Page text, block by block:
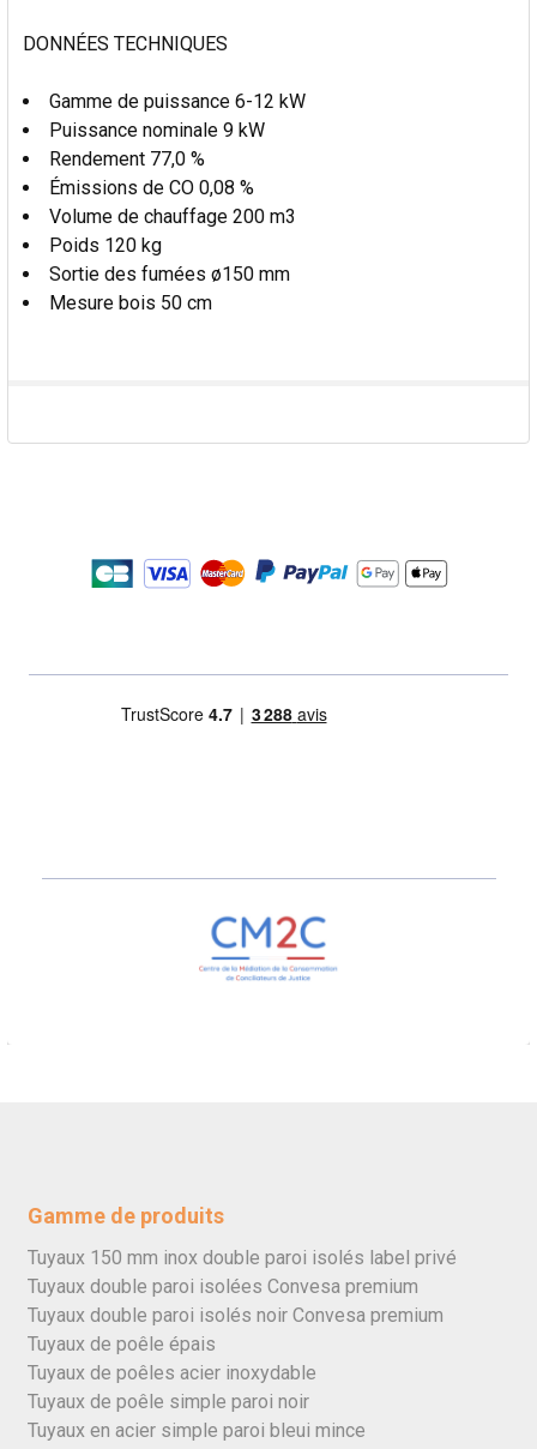
DONNÉES TECHNIQUES
Gamme de puissance 6-12 kW
Puissance nominale 9 kW
Rendement 77,0 %
Émissions de CO 0,08 %
Volume de chauffage 200 m3
Poids 120 kg
Sortie des fumées ø150 mm
Mesure bois 50 cm
Gamme de produits
Tuyaux 150 mm inox double paroi isolés label privé
Tuyaux double paroi isolées Convesa premium
Tuyaux double paroi isolés noir Convesa premium
Tuyaux de poêle épais
Tuyaux de poêles acier inoxydable
Tuyaux de poêle simple paroi noir
Tuyaux en acier simple paroi bleui mince